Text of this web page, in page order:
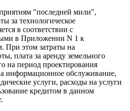
"последней мили",
за технологическое
в соответствии с
в Приложении N 1 к
При этом затраты на
плата за аренду земельного
на период проектирования
информационное обслуживание,
услуги, расходы на услуги
кредитом в данном